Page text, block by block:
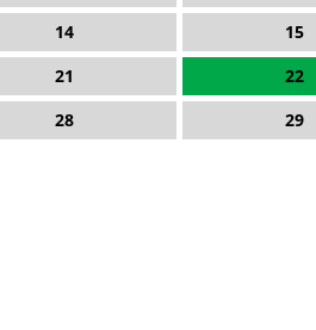
14 15
21 22
28 29